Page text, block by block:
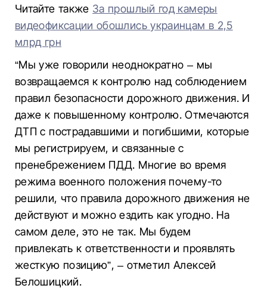
Читайте также За прошлый год камеры
видеофиксации обошлись украинцам в 2,5
млрд грн
“Мы уже говорили неоднократно – мы
возвращаемся к контролю над соблюдением
правил безопасности дорожного движения. И
даже к повышенному контролю. Отмечаются
ДТП с пострадавшими и погибшими, которые
мы регистрируем, и связанные с
пренебрежением ПДД. Многие во время
режима военного положения почему-то
решили, что правила дорожного движения не
действуют и можно ездить как угодно. На
самом деле, это не так. Мы будем
привлекать к ответственности и проявлять
жесткую позицию”, – отметил Алексей
Белошицкий.